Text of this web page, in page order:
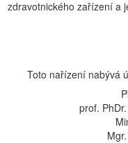
zdravotnického zařízení a
Toto nařízení nabývá
prof. PhDr.
Mgr.